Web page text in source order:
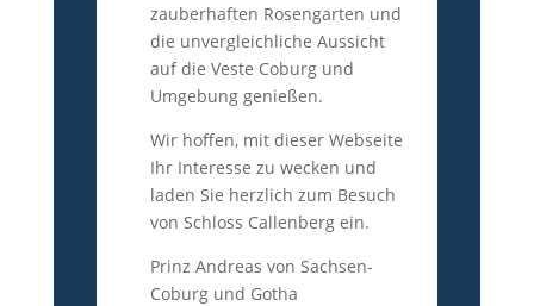
zauberhaften Rosengarten und
die unvergleichliche Aussicht
auf die Veste Coburg und
Umgebung genießen.
Wir hoffen, mit dieser Webseite
Ihr Interesse zu wecken und
laden Sie herzlich zum Besuch
von Schloss Callenberg ein.
Prinz Andreas von Sachsen-
Coburg und Gotha